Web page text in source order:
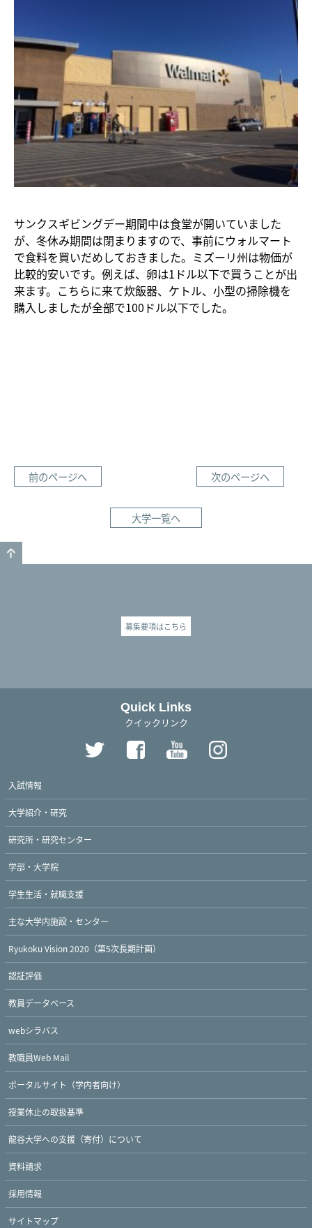
サンクスギビングデー期間中は食堂が開いていました
が、冬休み期間は閉まりますので、事前にウォルマート
で食料を買いだめしておきました。ミズーリ州は物価が
比較的安いです。例えば、卵は1ドル以下で買うことが出
来ます。こちらに来て炊飯器、ケトル、小型の掃除機を
購入しましたが全部で100ドル以下でした。
前のページへ 次のページへ
大学一覧へ
募集要項はこちら
Quick Links
クイックリンク
入試情報
大学紹介・研究
研究所・研究センター
学部・大学院
学生生活・就職支援
主な大学内施設・センター
Ryukoku Vision 2020（第5次長期計画）
認証評価
教員データベース
webシラバス
教職員Web Mail
ポータルサイト（学内者向け）
授業休止の取扱基準
龍谷大学への支援（寄付）について
資料請求
採用情報
サイトマップ